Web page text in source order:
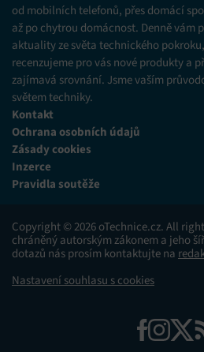
Marketing
Ukládání a/nebo přístup k informacím
omezených údajů k výběru reklam,
personalizovanou reklamu, Používání
personalizované reklamy, Vytváření
personalizovaný obsah, Používání
personalizovaného obsahu, Použití
obsahu.
Funkce
údajů, Propojení různých zařízení,
zařízení na základě automaticky
informací.
zobrazování reklamy a obsahu,
voleb ochrany osobních údajů.
od mobilních telefonů, přes domácí
až po chytrou domácnost. Denně vám
aktuality ze světa technického pokroku,
recenzujeme pro vás nové produkty a
zajímavá srovnání. Jsme vaším
světem techniky.
Kontakt
Ochrana osobních údajů
Zásady cookies
Inzerce
Pravidla soutěže
Copyright © 2026 oTechnice.cz. All
chráněný autorským zákonem a jeho
dotazů nás prosím kontaktujte na
Nastavení souhlasu s cookies